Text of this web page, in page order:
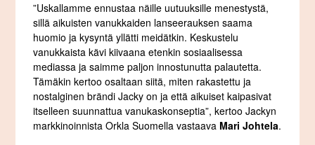
”Uskallamme ennustaa näille uutuuksille menestystä,
sillä aikuisten vanukkaiden lanseerauksen saama
huomio ja kysyntä yllätti meidätkin. Keskustelu
vanukkaista kävi kiivaana etenkin sosiaalisessa
mediassa ja saimme paljon innostunutta palautetta.
Tämäkin kertoo osaltaan siitä, miten rakastettu ja
nostalginen brändi Jacky on ja että aikuiset kaipasivat
itselleen suunnattua vanukaskonseptia”, kertoo Jackyn
markkinoinnista Orkla Suomella vastaava Mari Johtela.